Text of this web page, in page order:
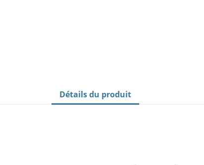
Détails du produit